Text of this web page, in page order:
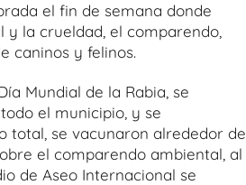
el fin de semana donde
la crueldad, el comparendo,
caninos y felinos.
Mundial de la Rabia, se
el municipio, y se
total, se vacunaron alrededor de
el comparendo ambiental, al
de Aseo Internacional se